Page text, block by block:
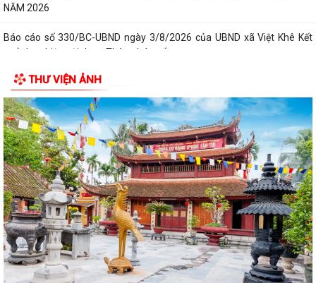
NĂM 2026
Báo cáo số 330/BC-UBND ngày 3/8/2026 của UBND xã Việt Khê Kết
quả thực hiện nội dung Thông báo số...
Hội Nông dân xã Việt Khê phối hợp với Công ty Cổ phần Tư Nông
nghiệp và Xây dựng Hải Phong tổ chức...
XÃ VIỆTKHÊ, THÀNH PHỐ HẢI PHÒNG: BẾ MẠC LỚP BỒI DƯỠNG KIẾN
THỨC QUỐC PHÒNG VÀ AN NINH ĐỐI TƯỢNG 4...
Công văn số: 1925/UBND-VHXH ngày 31/7/2026 của UBND xã Việt
Khê về việc phối hợp triển khai tuyển...
Kế hoạch số: 252/KH-UBND ngày 31/7/2026 của UBND xã Việt Khê
Triển khai chiến dịch 90 ngày làm...
Thông báo số: 157/TB-TTPVHCC ngày 31/7/2026 Niêm yết về việc
phê duyệt quy trình nội bộ giải quyết...
THƯ VIỆN ẢNH